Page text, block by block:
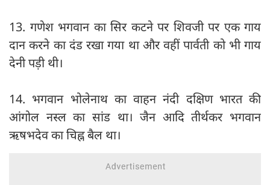
13. गणेश भगवान का सिर कटने पर शिवजी पर एक गाय
दान करने का दंड रखा गया था और वहीं पार्वती को भी गाय
देनी पड़ी थी।
14. भगवान भोलेनाथ का वाहन नंदी दक्षिण भारत की
आंगोल नस्ल का सांड था। जैन आदि तीर्थकर भगवान
ऋषभदेव का चिह्न बैल था।